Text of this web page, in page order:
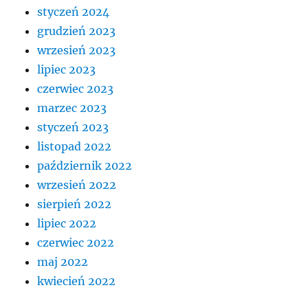
styczeń 2024
grudzień 2023
wrzesień 2023
lipiec 2023
czerwiec 2023
marzec 2023
styczeń 2023
listopad 2022
październik 2022
wrzesień 2022
sierpień 2022
lipiec 2022
czerwiec 2022
maj 2022
kwiecień 2022